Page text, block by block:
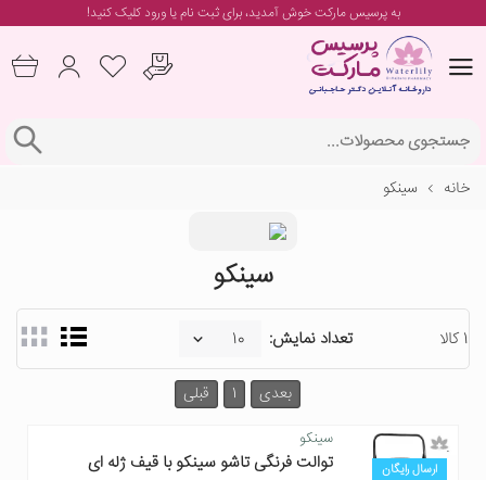
به پرسیس مارکت خوش آمدید، برایثبت نام یا ورودکلیک کنید!
خانه سینکو
سینکو
1 کالا تعداد نمایش:
قبلی 1 بعدی
ارسال رایگان
سینکو
توالت فرنگی تاشو سینکو با قیف ژله ای